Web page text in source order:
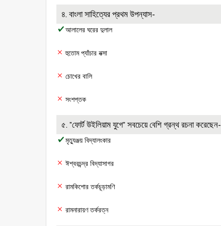
৪. বাংলা সাহিত্যের প্রথম উপন্যাস-
আলালের ঘরের দুলাল
হুতোম প্যাঁচার নক্সা
চোখের বালি
সংশপ্তক
৫. ”ফোর্ট উইলিয়াম যুগে” সবচেয়ে বেশি গ্রন্থ রচনা করেছেন-
মৃত্যুঞ্জয় বিদ্যালংকার
ঈশ্বরচন্দ্র বিদ্যাসাগর
রামকিশোর তর্কচূড়ামণি
রামনারায়ণ তর্করত্ন